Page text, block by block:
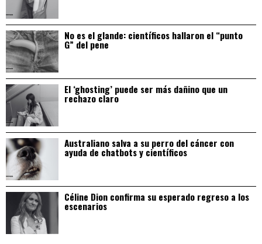
No es el glande: científicos hallaron el “punto
G” del pene
El ‘ghosting’ puede ser más dañino que un
rechazo claro
Australiano salva a su perro del cáncer con
ayuda de chatbots y científicos
Céline Dion confirma su esperado regreso a los
escenarios